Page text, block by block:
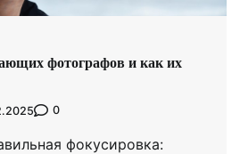
фотографов и как их
0
фокусировка: